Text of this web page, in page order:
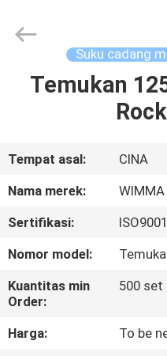
RUMAH
VIDEO
TENTANG
KAMI
TUR
PABRIK
Spare
Parts
Suku cadang
Temukan
Tempat asal:
CINA
Nama merek:
WIMMA
Sertifikasi:
ISO9001
Nomor model:
Kuantitas min
Order:
500 set
Harga:
To be